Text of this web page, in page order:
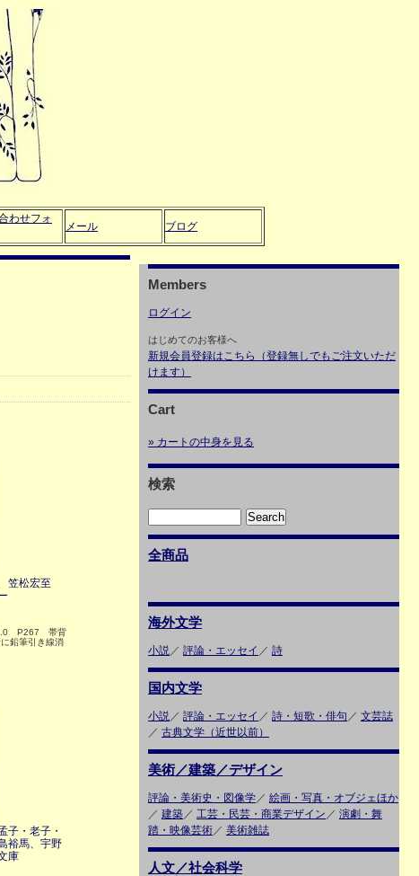
わせフォ
メール ブログ
笠松宏至
P267 帯背
鉛筆引き線消
・老子・
裕馬、宇野
庫
Members
ログイン
はじめてのお客様へ
新規会員登録はこちら（登録無しでもご注文いただ
けます）
Cart
» カートの中身を見る
検索
全商品
海外文学
小説／ 評論・エッセイ ／ 詩
国内文学
小説／ 評論・エッセイ ／ 詩・短歌・俳句 ／ 文芸誌
／ 古典文学（近世以前）
美術／建築／デザイン
評論・美術史・図像学／ 絵画・写真・オブジェほか
／ 建築／ 工芸・民芸・商業デザイン ／ 演劇・舞
踏・映像芸術／ 美術雑誌
人文／社会科学